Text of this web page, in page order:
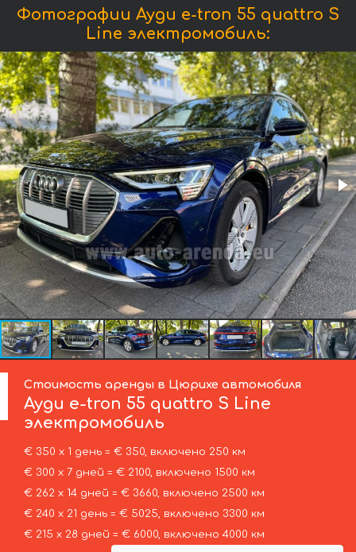
Фотографии Ауди e-tron 55 quattro S
Line электромобиль:
Стоимость аренды в Цюрихе автомобиля
Ауди e-tron 55 quattro S Line
электромобиль
€ 350 х 1 день = € 350, включено 250 км
€ 300 х 7 дней = € 2100, включено 1500 км
€ 262 х 14 дней = € 3660, включено 2500 км
€ 240 х 21 день = € 5025, включено 3300 км
€ 215 х 28 дней = € 6000, включено 4000 км